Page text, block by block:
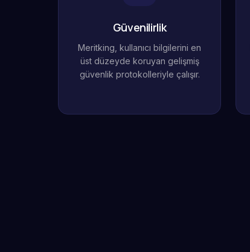
Güvenilirlik
Meritking, kullanıcı bilgilerini en
üst düzeyde koruyan gelişmiş
güvenlik protokolleriyle çalışır.